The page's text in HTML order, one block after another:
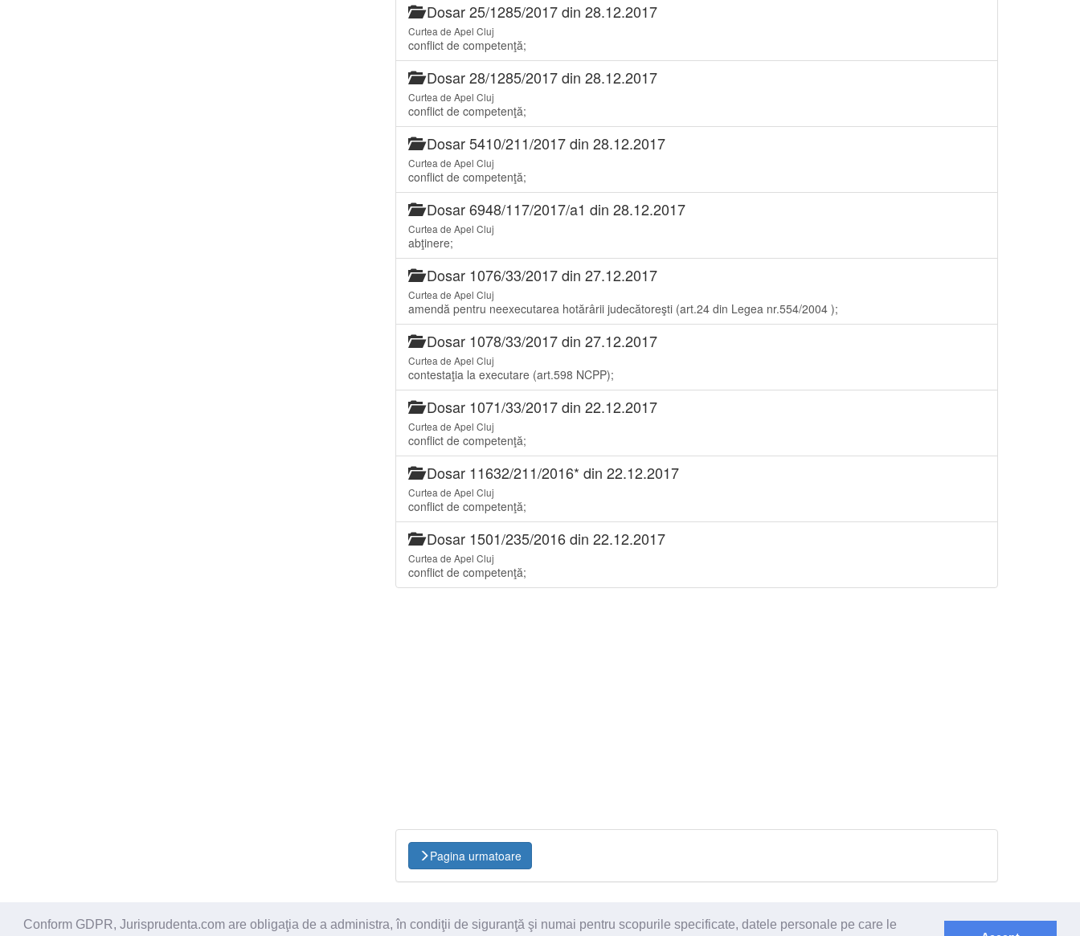
Conform GDPR, Jurisprudenta.com are obligaţia de a administra, în condiţii de siguranţă şi numai pentru scopurile specificate, datele personale pe care le
Dosar 25/1285/2017 din 28.12.2017
Curtea de Apel Cluj
conflict de competenţă;
Dosar 28/1285/2017 din 28.12.2017
Curtea de Apel Cluj
conflict de competenţă;
Dosar 5410/211/2017 din 28.12.2017
Curtea de Apel Cluj
conflict de competenţă;
Dosar 6948/117/2017/a1 din 28.12.2017
Curtea de Apel Cluj
abţinere;
Dosar 1076/33/2017 din 27.12.2017
Curtea de Apel Cluj
amendă pentru neexecutarea hotărârii judecătoreşti (art.24 din Legea nr.554/2004 );
Dosar 1078/33/2017 din 27.12.2017
Curtea de Apel Cluj
contestaţia la executare (art.598 NCPP);
Dosar 1071/33/2017 din 22.12.2017
Curtea de Apel Cluj
conflict de competenţă;
Dosar 11632/211/2016* din 22.12.2017
Curtea de Apel Cluj
conflict de competenţă;
Dosar 1501/235/2016 din 22.12.2017
Curtea de Apel Cluj
conflict de competenţă;
Pagina urmatoare